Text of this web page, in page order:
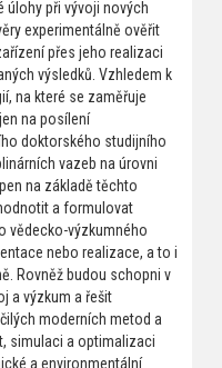
úlohy při vývoji nových
experimentálně ověřit
přes jeho realizaci
výsledků. Vzhledem k
na které se zaměřuje
na posílení
doktorského studijního
vazeb na úrovni
na základě těchto
a formulovat
vědecko-výzkumného
nebo realizace, a to i
Rovněž budou schopni v
a výzkum a řešit
moderních metod a
simulaci a optimalizaci
a environmentální